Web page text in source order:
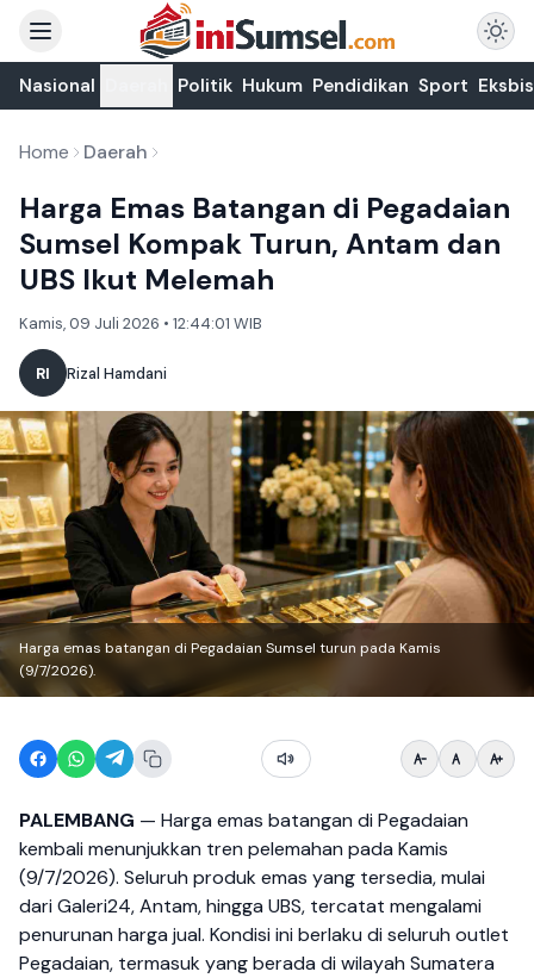
Nasional Politik Hukum Pendidikan Sport Eksbis
Home Daerah
Harga Emas Batangan di Pegadaian
Sumsel Kompak Turun, Antam dan
UBS Ikut Melemah
Kamis, 09 Juli 2026 • 12:44:01 WIB
RI Rizal Hamdani
Harga emas batangan di Pegadaian Sumsel turun pada Kamis
(9/7/2026).
PALEMBANG — Harga emas batangan di Pegadaian
kembali menunjukkan tren pelemahan pada Kamis
(9/7/2026). Seluruh produk emas yang tersedia, mulai
dari Galeri24, Antam, hingga UBS, tercatat mengalami
penurunan harga jual. Kondisi ini berlaku di seluruh outlet
Pegadaian, termasuk yang berada di wilayah Sumatera